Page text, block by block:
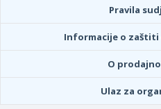
Pravila
Informacije o
O
Ulaz za